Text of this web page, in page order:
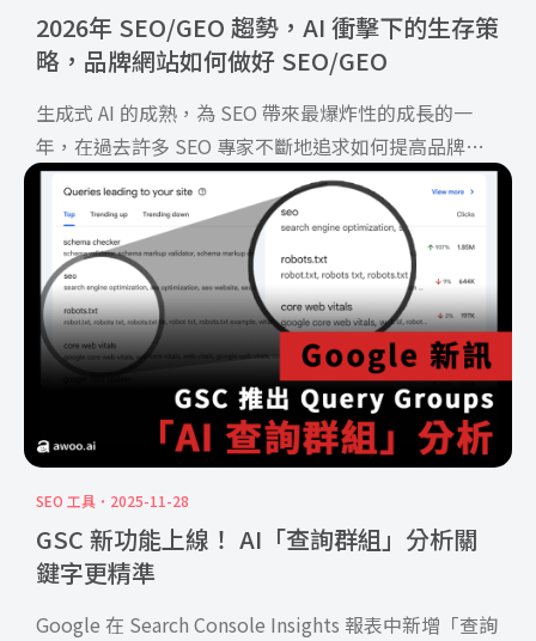
2026年 SEO/GEO 趨勢，AI 衝擊下的生存策
略，品牌網站如何做好 SEO/GEO
生成式 AI 的成熟，為 SEO 帶來最爆炸性的成長的一
年，在過去許多 SEO 專家不斷地追求如何提高品牌網
站 […]
SEO 工具 2025-11-28
GSC 新功能上線！ AI「查詢群組」分析關
鍵字更精準
Google 在 Search Console Insights 報表中新增「查詢